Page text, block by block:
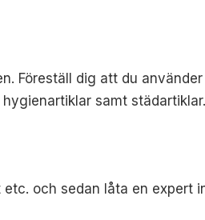
Föreställ dig att du
samt städartiklar.
och sedan låta en expert